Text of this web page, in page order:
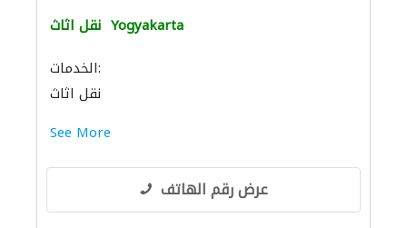
نقل اثاث Yogyakarta
الخدمات:
نقل اثاث
See More
عرض رقم الهاتف